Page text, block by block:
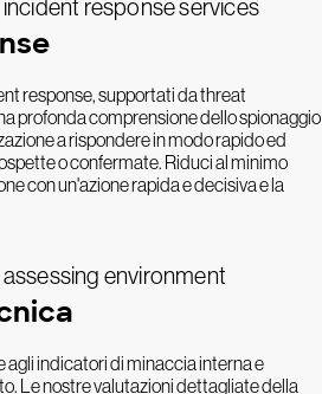
response, supportati da threat
profonda comprensione dello spionaggio
a rispondere in modo rapido ed
o confermate. Riduci al minimo
con un'azione rapida e decisiva e la
agli indicatori di minaccia interna e
Le nostre valutazioni dettagliate della